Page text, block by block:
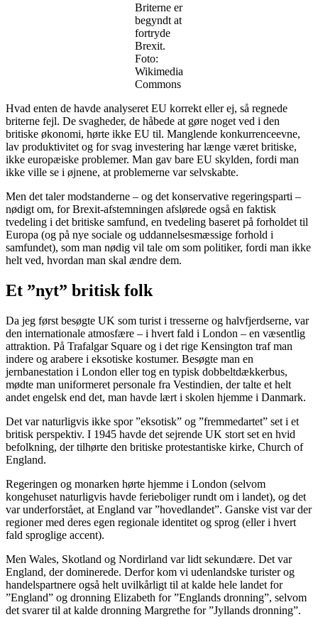
Briterne er
begyndt at
fortryde
Brexit.
Foto:
Wikimedia
Commons
Hvad enten de havde analyseret EU korrekt eller ej, så regnede
briterne fejl. De svagheder, de håbede at gøre noget ved i den
britiske økonomi, hørte ikke EU til. Manglende konkurrenceevne,
lav produktivitet og for svag investering har længe været britiske,
ikke europæiske problemer. Man gav bare EU skylden, fordi man
ikke ville se i øjnene, at problemerne var selvskabte.
Men det taler modstanderne – og det konservative regeringsparti –
nødigt om, for Brexit-afstemningen afslørede også en faktisk
tvedeling i det britiske samfund, en tvedeling baseret på forholdet til
Europa (og på nye sociale og uddannelsesmæssige forhold i
samfundet), som man nødig vil tale om som politiker, fordi man ikke
helt ved, hvordan man skal ændre dem.
Et ”nyt” britisk folk
Da jeg først besøgte UK som turist i tresserne og halvfjerdserne, var
den internationale atmosfære – i hvert fald i London – en væsentlig
attraktion. På Trafalgar Square og i det rige Kensington traf man
indere og arabere i eksotiske kostumer. Besøgte man en
jernbanestation i London eller tog en typisk dobbeltdækkerbus,
mødte man uniformeret personale fra Vestindien, der talte et helt
andet engelsk end det, man havde lært i skolen hjemme i Danmark.
Det var naturligvis ikke spor ”eksotisk” og ”fremmedartet” set i et
britisk perspektiv. I 1945 havde det sejrende UK stort set en hvid
befolkning, der tilhørte den britiske protestantiske kirke, Church of
England.
Regeringen og monarken hørte hjemme i London (selvom
kongehuset naturligvis havde ferieboliger rundt om i landet), og det
var underforstået, at England var ”hovedlandet”. Ganske vist var der
regioner med deres egen regionale identitet og sprog (eller i hvert
fald sproglige accent).
Men Wales, Skotland og Nordirland var lidt sekundære. Det var
England, der dominerede. Derfor kom vi udenlandske turister og
handelspartnere også helt uvilkårligt til at kalde hele landet for
”England” og dronning Elizabeth for ”Englands dronning”, selvom
det svarer til at kalde dronning Margrethe for ”Jyllands dronning”.